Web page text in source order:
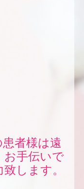
者様は遠
お手伝いで
します。